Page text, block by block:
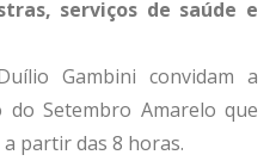
serviços de saúde e
Gambini convidam a
Setembro Amarelo que
partir das 8 horas.